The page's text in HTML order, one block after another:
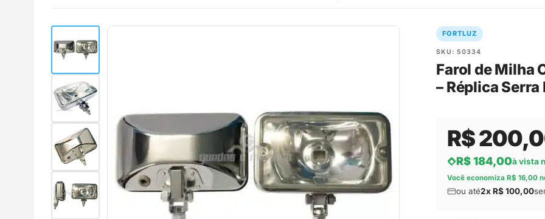
FORTLUZ
SKU: 50334
Farol de Milha
– Réplica Serra
R$
R$ 184,00à vista
Você economiza R$ 16,00
ou até2x R$ 100,00